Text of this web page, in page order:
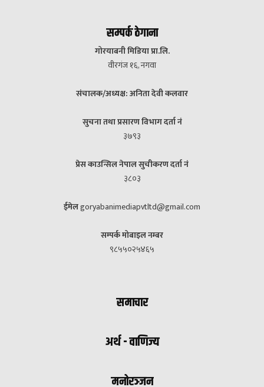
सम्पर्क ठेगाना
गोरयाबनी मिडिया प्रा.लि.
वीरगंज १६, नगवा
संचालक/अध्यक्ष: अनिता देवी कलवार
सुचना तथा प्रसारण विभाग दर्ता नं
३७९३
प्रेस काउन्सिल नेपाल सुचीकरण दर्ता नं
३८०३
ईमेलgoryabanimediapvtltd@gmail.com
सम्पर्क मोबाइल नम्बर
९८५५०२५४६५
समाचार
अर्थ - वाणिज्य
मनोरञ्जन